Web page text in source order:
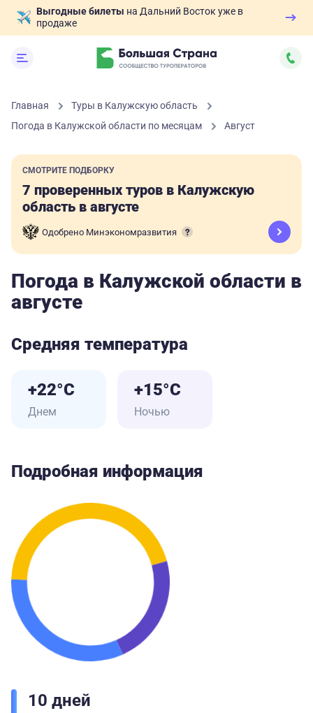
Выгодные билеты на Дальний Восток уже в
продаже
Главная
Туры в Калужскую область
Погода в Калужской области по месяцам
Август
Погода в Калужской области в
августе
Средняя температура
+22°C
Днем
+15°C
Ночью
СМОТРИТЕ ПОДБОРКУ
7 проверенных туров в Калужскую
область в августе
Одобрено Минэкономразвития
Подробная информация
10 дней